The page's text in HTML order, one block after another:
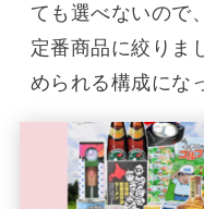
ても選べないので
定番商品に絞りま
められる構成にな